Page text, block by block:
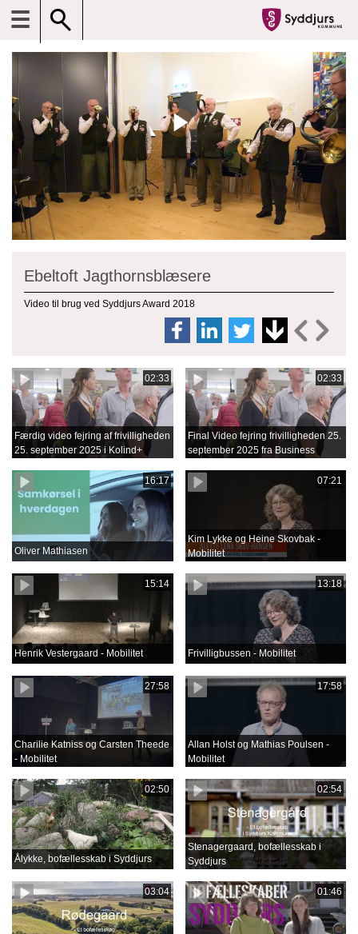
☰
Ebeltoft Jagthornsblæsere
Video til brug ved Syddjurs Award 2018
02:33
Færdig video fejring af frivilligheden
25. september 2025 i Kolind+
02:33
Final Video fejring frivilligheden 25.
september 2025 fra Business
16:17
Oliver Mathiasen
07:21
Kim Lykke og Heine Skovbak -
Mobilitet
15:14
Henrik Vestergaard - Mobilitet
13:18
Frivilligbussen - Mobilitet
27:58
Charilie Katniss og Carsten Theede
- Mobilitet
17:58
Allan Holst og Mathias Poulsen -
Mobilitet
02:50
Ålykke, bofællesskab i Syddjurs
02:54
Stenagergaard, bofællesskab i
Syddjurs
03:04 01:46